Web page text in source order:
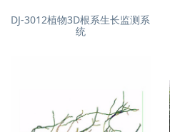
DJ-3012植物3D根系生长监测系
统